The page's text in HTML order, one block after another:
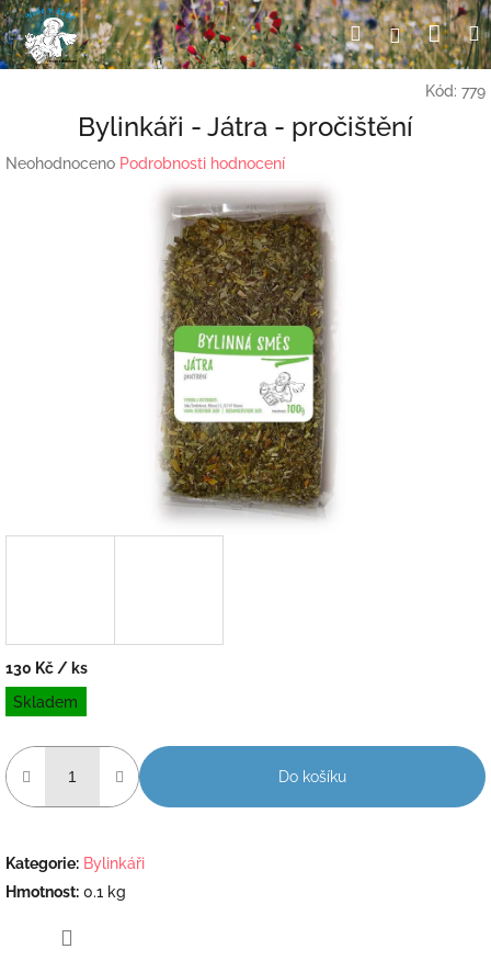
Přejít
na
obsah
HledatPřihlášení
Kód: 779
Bylinkáři - Játra - pročištění
Průměrné
Neohodnoceno Podrobnosti hodnocení
130 Kč / ks
Měrná
cena:
Skladem
Do košíku
Kategorie: Bylinkáři
Hmotnost: 0.1 kg